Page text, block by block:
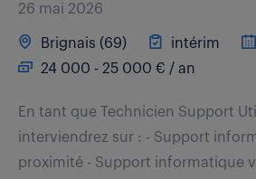
26 mai 2026
Brignais (69) intérim
24 000 - 25 000 € / an
En tant que Technicien Support
interviendrez sur : - Support
proximité - Support informatique